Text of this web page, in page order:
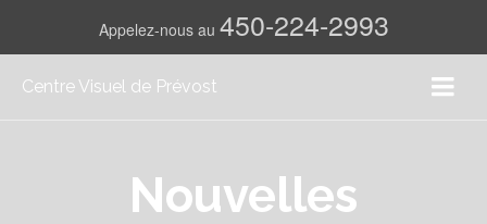
Appelez-nous au 450-224-2993
Centre Visuel de Prévost
Nouvelles